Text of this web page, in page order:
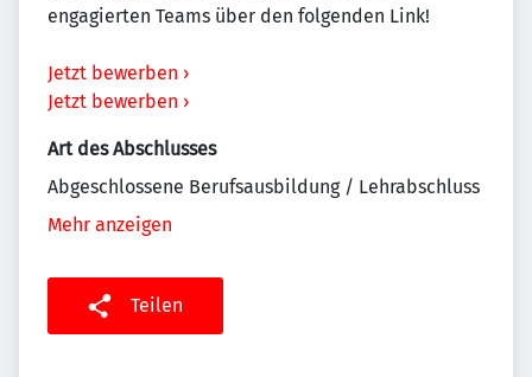
engagierten Teams über den folgenden Link!
Jetzt bewerben ›
Jetzt bewerben ›
Art des Abschlusses
Abgeschlossene Berufsausbildung / Lehrabschluss
Mehr anzeigen
Teilen